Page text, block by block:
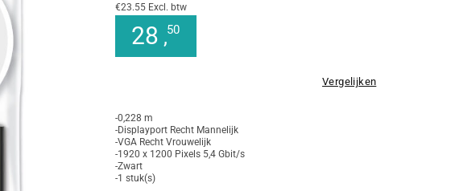
€23.55 Excl. btw
28 ,50
Vergelijken
-0,228 m
-Displayport Recht Mannelijk
-VGA Recht Vrouwelijk
-1920 x 1200 Pixels 5,4 Gbit/s
-Zwart
-1 stuk(s)